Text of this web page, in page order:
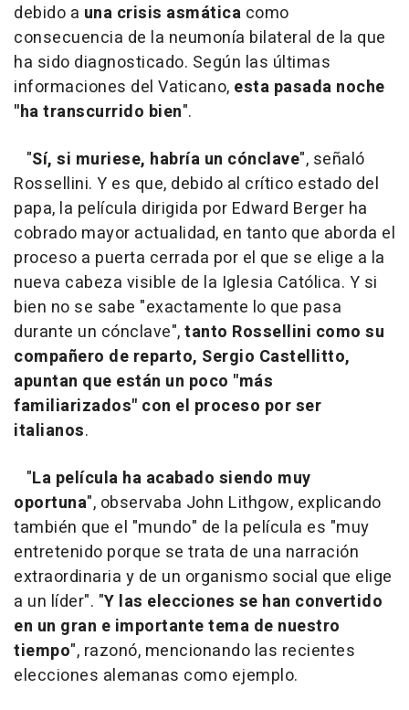
debido a una crisis asmática como
consecuencia de la neumonía bilateral de la que
ha sido diagnosticado. Según las últimas
informaciones del Vaticano, esta pasada noche
"ha transcurrido bien".
"Sí, si muriese, habría un cónclave", señaló
Rossellini. Y es que, debido al crítico estado del
papa, la película dirigida por Edward Berger ha
cobrado mayor actualidad, en tanto que aborda el
proceso a puerta cerrada por el que se elige a la
nueva cabeza visible de la Iglesia Católica. Y si
bien no se sabe "exactamente lo que pasa
durante un cónclave",tanto Rossellini como su
compañero de reparto, Sergio Castellitto,
apuntan que están un poco "más
familiarizados" con el proceso por ser
italianos.
"La película ha acabado siendo muy
oportuna", observaba John Lithgow, explicando
también que el "mundo" de la película es "muy
entretenido porque se trata de una narración
extraordinaria y de un organismo social que elige
a un líder". "Y las elecciones se han convertido
en un gran e importante tema de nuestro
tiempo", razonó, mencionando las recientes
elecciones alemanas como ejemplo.